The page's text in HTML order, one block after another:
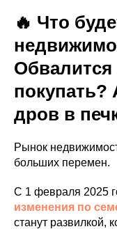
🔥 Что
покупать?
дров в
Рынок
больших перемен.
С 1 февраля 2025
изменения по
станут развилкой,